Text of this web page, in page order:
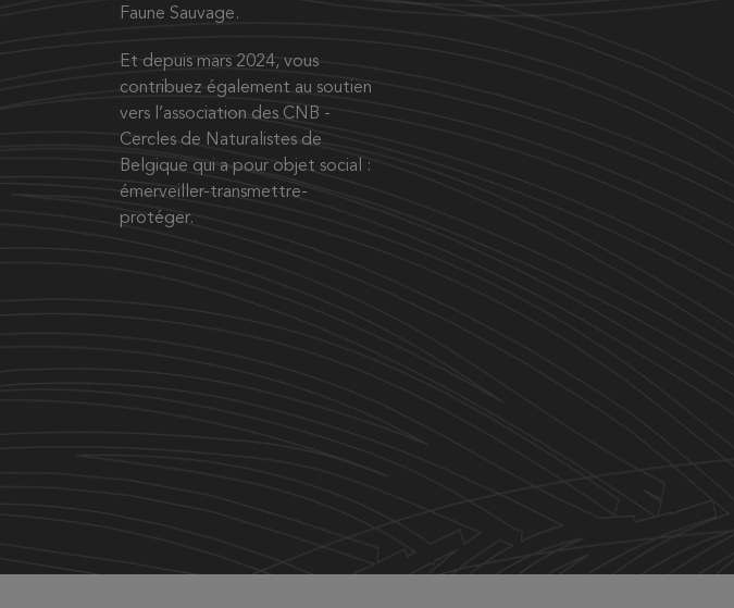
Faune Sauvage.
Et depuis mars 2024, vous
contribuez également au soutien
vers l’association des CNB -
Cercles de Naturalistes de
Belgique qui a pour objet social :
émerveiller-transmettre-
protéger.